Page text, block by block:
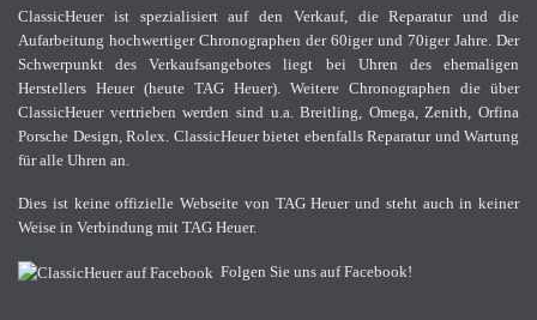
ClassicHeuer ist spezialisiert auf den Verkauf, die Reparatur und die
Aufarbeitung hochwertiger Chronographen der 60iger und 70iger Jahre. Der
Schwerpunkt des Verkaufsangebotes liegt bei Uhren des ehemaligen
Herstellers Heuer (heute TAG Heuer). Weitere Chronographen die über
ClassicHeuer vertrieben werden sind u.a. Breitling, Omega, Zenith, Orfina
Porsche Design, Rolex. ClassicHeuer bietet ebenfalls Reparatur und Wartung
für alle Uhren an.
Dies ist keine offizielle Webseite von TAG Heuer und steht auch in keiner
Weise in Verbindung mit TAG Heuer.
Folgen Sie uns auf Facebook!